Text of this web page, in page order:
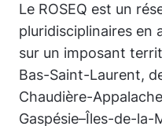
Le ROSEQ est un
pluridisciplinaires en
sur un imposant
Bas-Saint-Laurent,
Chaudière-
Gaspésie–Îles-de-la-